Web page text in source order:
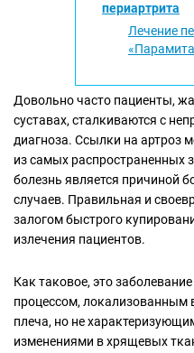
периартрита
Лечение
Довольно часто пациенты,
суставах, сталкиваются с
диагноза. Ссылки на артроз
из самых распространенных
болезнь является причиной
случаев. Правильная и
залогом быстрого
излечения пациентов.
Как таковое, это
процессом, локализованным
плеча, но не
изменениями в хрящевых